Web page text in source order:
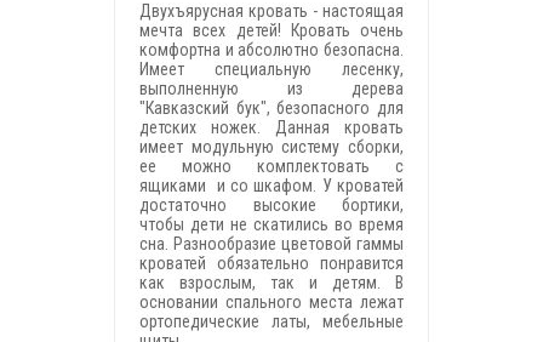
Двухъярусная кровать - настоящая
мечта всех детей! Кровать очень
комфортна и абсолютно безопасна.
Имеет специальную лесенку,
выполненную из дерева
"Кавказский бук", безопасного для
детских ножек. Данная кровать
имеет модульную систему сборки,
ее можно комплектовать с
ящиками и со шкафом. У кроватей
достаточно высокие бортики,
чтобы дети не скатились во время
сна. Разнообразие цветовой гаммы
кроватей обязательно понравится
как взрослым, так и детям. В
основании спального места лежат
ортопедические латы, мебельные